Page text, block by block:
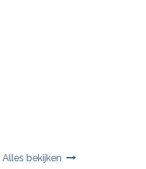
Alles bekijken